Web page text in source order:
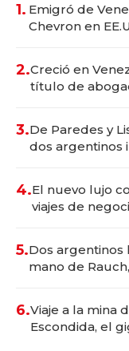
1. Emigró de
Chevron en
2.Creció en
título de
3.De Paredes y
dos argentinos
4.El nuevo lujo
viajes de
5.Dos argentinos
mano de
6.Viaje a la mina
Escondida, el